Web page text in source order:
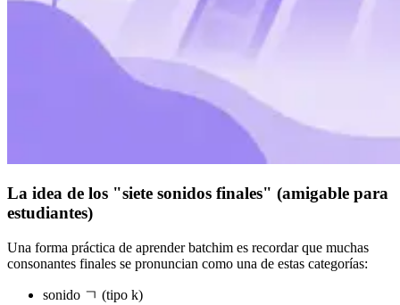
La idea de los "siete sonidos finales" (amigable para
estudiantes)
Una forma práctica de aprender batchim es recordar que muchas
consonantes finales se pronuncian como una de estas categorías:
sonido ㄱ (tipo k)